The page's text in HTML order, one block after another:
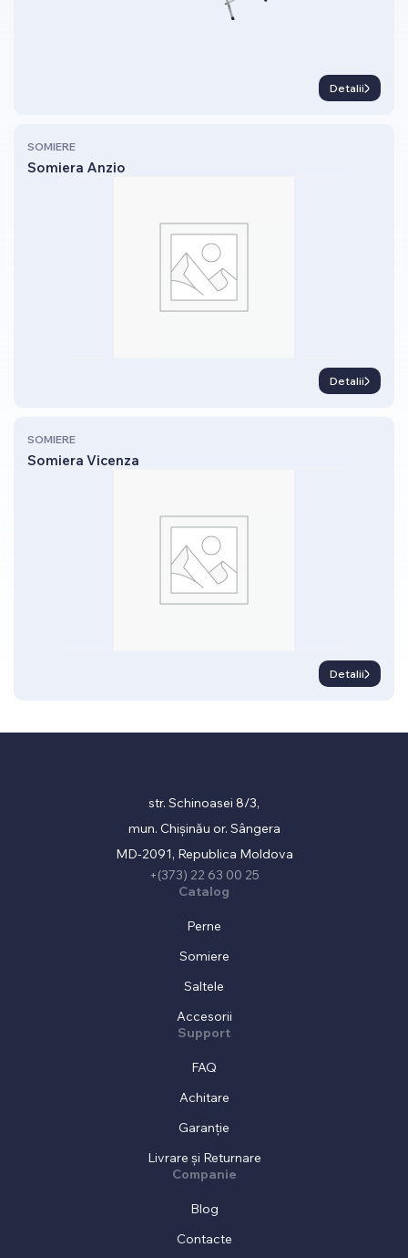
Detalii
SOMIERE
Somiera Anzio
Detalii
SOMIERE
Somiera Vicenza
Detalii
str. Schinoasei 8/3,
mun. Chișinău or. Sângera
MD-2091, Republica Moldova
+(373) 22 63 00 25
Catalog
Perne
Somiere
Saltele
Accesorii
Support
FAQ
Achitare
Garanție
Livrare și Returnare
Companie
Blog
Contacte